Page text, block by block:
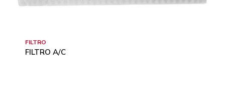
FILTRO
FILTRO A/C